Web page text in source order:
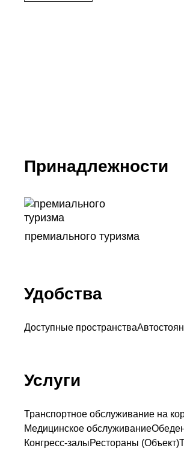
Принадлежности
премиального туризма
Удобства
Доступные пространства
Услуги
Транспортное обслуживание на
Медицинское обслуживание
Конгресс-залыРестораны (Объект)